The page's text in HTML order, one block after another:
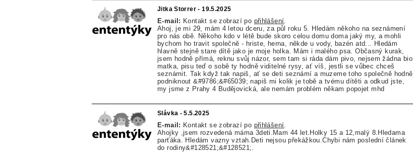
Jitka Storrer - 19.5.2025
E-mail: Kontakt se zobrazí po přihlášení
Ahoj, je mi 29, mám 4 letou dceru, za půl roku 5. Hledám někoho na seznámení
pro nás obě. Někoho kdo v létě bude skoro celou domu doma jaký my, a mohli
bychom ho travit společně - hriste, herna, někde u vody, bazén atd... Hledám
hlavně stejně stare dítě jako je moje holka. Mám i malého psa. Občasný kurak,
jsem hodně přímá, reknu svůj názor, sem tam si ráda dám pivo, nejsem žádna bio
matka, pisu teď o sobě ty hodně viditelné rysy, ať víš, jestli se vůbec chceš
seznámit. Tak když tak napiš, ať se deti seznámí a muzeme toho společně hodně
podniknout &#9786;&#65039; napiš mi kolik je tobě a tvému dítěti a odkud jste,
my jsme z Prahy 4 Budějovická, ale nemám problém někam popojet mhd
Slávka - 5.5.2025
E-mail: Kontakt se zobrazí po přihlášení
Ahojky ,jsem rozvedená máma 3deti.Mam 44 let.Holky 15 a 12,malý 8.Hledama
parťáka. Hledám vazny vztah.Deti nejsou překážkou.Chybi nám poslední článek
do rodiny&#128521;&#128521;.